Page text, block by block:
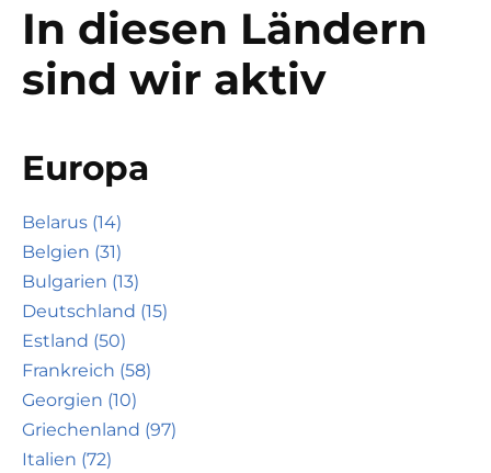
In diesen Ländern
sind wir aktiv
Europa
Belarus (14)
Belgien (31)
Bulgarien (13)
Deutschland (15)
Estland (50)
Frankreich (58)
Georgien (10)
Griechenland (97)
Italien (72)